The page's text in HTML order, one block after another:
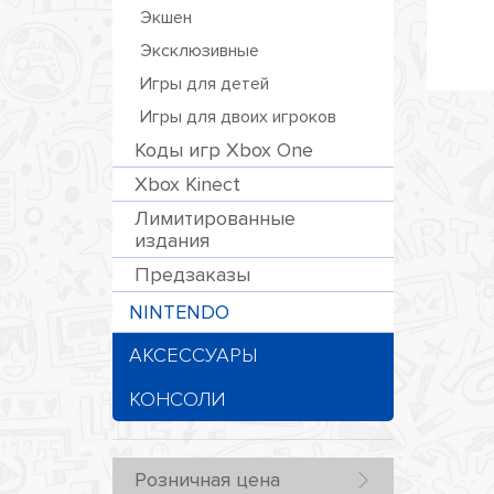
Экшен
Эксклюзивные
Игры для детей
Игры для двоих игроков
Коды игр Xbox One
Xbox Kinect
Лимитированные
издания
Предзаказы
NINTENDO
АКСЕССУАРЫ
КОНСОЛИ
Розничная цена